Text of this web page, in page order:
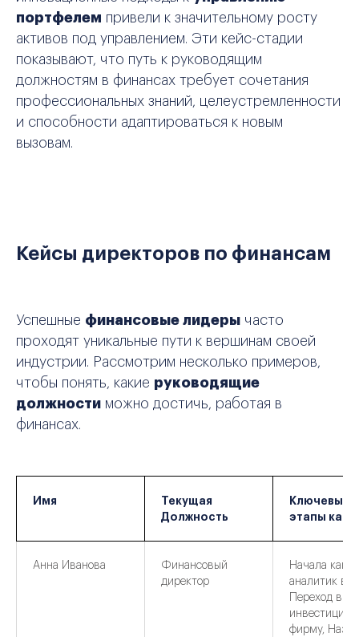
портфелем привели к значительному росту
активов под управлением. Эти кейс-стадии
показывают, что путь к руководящим
должностям в финансах требует сочетания
профессиональных знаний, целеустремленности
и способности адаптироваться к новым
вызовам.
Кейсы директоров по финансам
Успешные финансовые лидеры часто
проходят уникальные пути к вершинам своей
индустрии. Рассмотрим несколько примеров,
чтобы понять, какие руководящие
должности можно достичь, работая в
финансах.
Имя
Текущая
Должность
Ключевые
этапы
Анна Иванова
Финансовый
директор
Начала как
аналитик в
Переход в
фирму,